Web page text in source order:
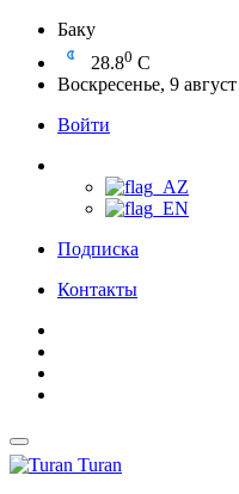
Баку
28.80 C
Воскресенье, 9
Войти
Подписка
Контакты
Turan